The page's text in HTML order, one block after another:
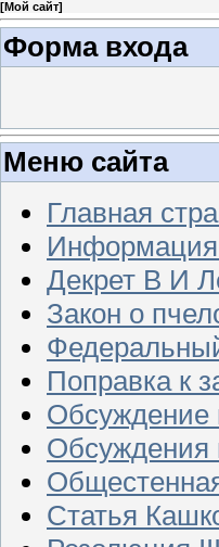
[Мой сайт]
Форма входа
Меню сайта
Главная
Информация
Декрет В И
Закон о
Поправка к
Обсуждение
Обсуждения
Статья